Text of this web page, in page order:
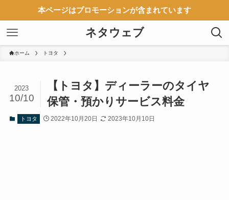
本ページはプロモーションが含まれています
ネタウェブ
ホーム トヨタ
【トヨタ】ディーラーのタイヤ
保管・預かりサービス料金
2023
10/10
トヨタ 2022年10月20日 2023年10月10日